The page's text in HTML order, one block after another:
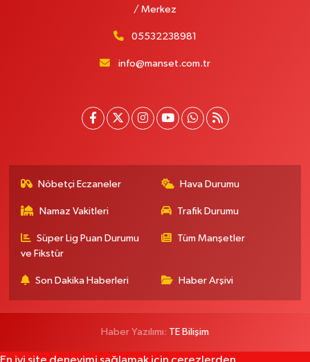
/ Merkez
05532238981
info@manset.com.tr
Nöbetçi Eczaneler Hava Durumu
Namaz Vakitleri Trafik Durumu
Süper Lig Puan Durumu
ve Fikstür
Tüm Manşetler
Son Dakika Haberleri Haber Arşivi
Haber Yazılımı: TE Bilişim